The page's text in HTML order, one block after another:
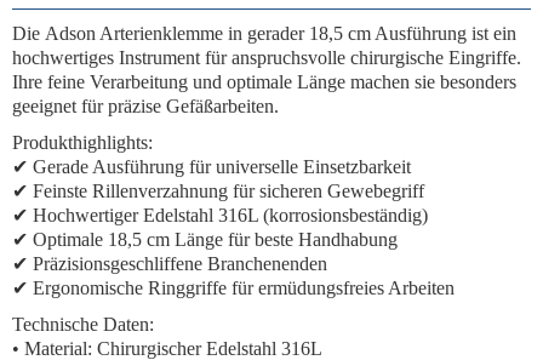
Die Adson Arterienklemme in gerader 18,5 cm Ausführung ist ein
hochwertiges Instrument für anspruchsvolle chirurgische Eingriffe.
Ihre feine Verarbeitung und optimale Länge machen sie besonders
geeignet für präzise Gefäßarbeiten.
Produkthighlights:
✔ Gerade Ausführung für universelle Einsetzbarkeit
✔ Feinste Rillenverzahnung für sicheren Gewebegriff
✔ Hochwertiger Edelstahl 316L (korrosionsbeständig)
✔ Optimale 18,5 cm Länge für beste Handhabung
✔ Präzisionsgeschliffene Branchenenden
✔ Ergonomische Ringgriffe für ermüdungsfreies Arbeiten
Technische Daten:
• Material: Chirurgischer Edelstahl 316L